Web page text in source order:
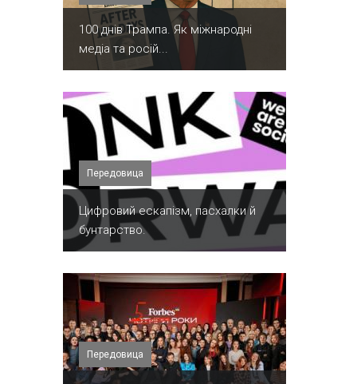
100 днів Трампа. Як міжнародні
медіа та росій...
Передовица
​Цифровий ескапізм, пасхалки й
бунтарство.
Передовица